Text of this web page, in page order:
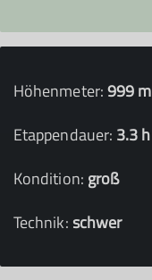
Höhenmeter:999 m
Etappendauer: 3.3 h
Kondition: groß
Technik: schwer